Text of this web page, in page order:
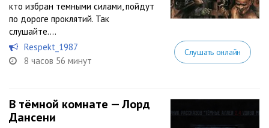
кто избран темными силами, пойдут
по дороге проклятий. Так
слушайте....
Respekt_1987
8 часов 56 минут
Слушать онлайн
В тёмной комнате — Лорд
Дансени